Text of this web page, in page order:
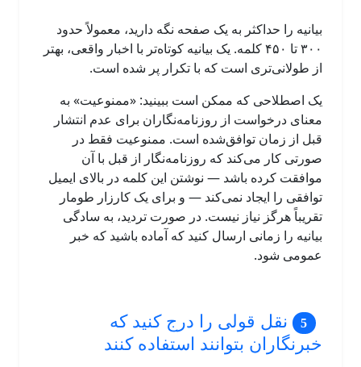
بیانیه را حداکثر به یک صفحه نگه دارید، معمولاً حدود
۳۰۰ تا ۴۵۰ کلمه. یک بیانیه کوتاه‌تر با اخبار واقعی، بهتر
از طولانی‌تری است که با تکرار پر شده است.
یک اصطلاحی که ممکن است ببینید: «ممنوعیت» به
معنای درخواست از روزنامه‌نگاران برای عدم انتشار
قبل از زمان توافق‌شده است. ممنوعیت فقط در
صورتی کار می‌کند که روزنامه‌نگار از قبل با آن
موافقت کرده باشد — نوشتن این کلمه در بالای ایمیل
توافقی را ایجاد نمی‌کند — و برای یک کارزار طومار
تقریباً هرگز نیاز نیست. در صورت تردید، به سادگی
بیانیه را زمانی ارسال کنید که آماده باشید که خبر
عمومی شود.
نقل قولی را درج کنید که
خبرنگاران بتوانند استفاده کنند